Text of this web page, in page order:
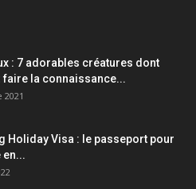
: 7 adorables créatures dont
faire la connaissance...
Holiday Visa : le passeport pour
en...